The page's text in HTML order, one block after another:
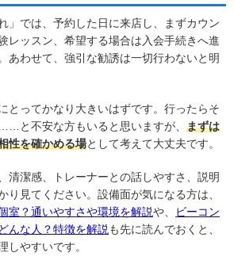
」では、予約した日に来店し、まずカウン
レッスン、希望する場合は入会手続きへ進
あわせて、強引な勧誘は一切行わないと明
とってかなり大きいはずです。行ったらそ
と不安な方もいると思いますが、 まずは
性を確かめる場として考えて大丈夫です。
清潔感、トレーナーとの話しやすさ、説明
り見てください。設備面が気になる方は、
室？通いやすさや環境を解説や、
ビーコン
んな人？特徴を解説 も先に読んでおくと、
しやすいです。